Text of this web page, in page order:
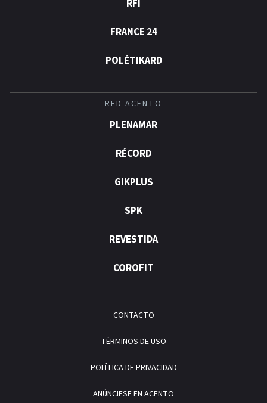
RFI
FRANCE 24
POLÉTIKARD
RED ACENTO
PLENAMAR
RÉCORD
GIKPLUS
SPK
REVESTIDA
COROFIT
CONTACTO
TÉRMINOS DE USO
POLÍTICA DE PRIVACIDAD
ANÚNCIESE EN ACENTO